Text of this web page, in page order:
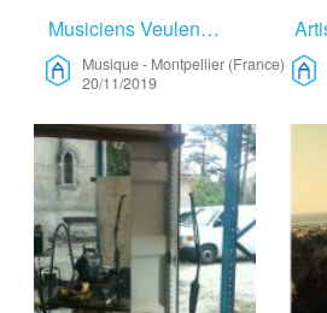
Musiciens Veulent Se Ressourcer – Musique
Musique- Montpellier (France)
20/11/2019